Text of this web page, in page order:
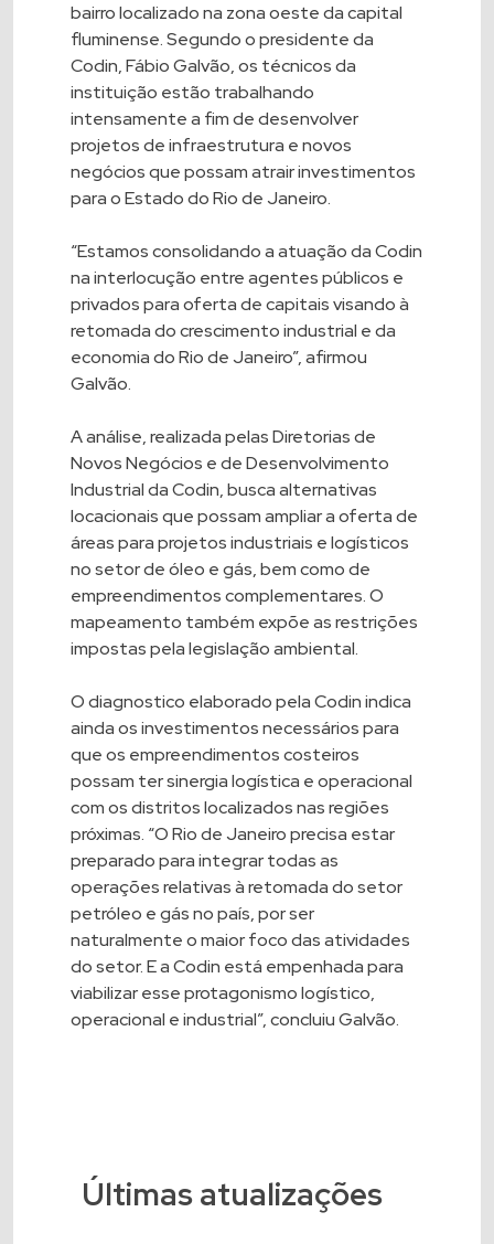
bairro localizado na zona oeste da capital
fluminense. Segundo o presidente da
Codin, Fábio Galvão, os técnicos da
instituição estão trabalhando
intensamente a fim de desenvolver
projetos de infraestrutura e novos
negócios que possam atrair investimentos
para o Estado do Rio de Janeiro.
“Estamos consolidando a atuação da Codin
na interlocução entre agentes públicos e
privados para oferta de capitais visando à
retomada do crescimento industrial e da
economia do Rio de Janeiro”, afirmou
Galvão.
A análise, realizada pelas Diretorias de
Novos Negócios e de Desenvolvimento
Industrial da Codin, busca alternativas
locacionais que possam ampliar a oferta de
áreas para projetos industriais e logísticos
no setor de óleo e gás, bem como de
empreendimentos complementares. O
mapeamento também expõe as restrições
impostas pela legislação ambiental.
O diagnostico elaborado pela Codin indica
ainda os investimentos necessários para
que os empreendimentos costeiros
possam ter sinergia logística e operacional
com os distritos localizados nas regiões
próximas. “O Rio de Janeiro precisa estar
preparado para integrar todas as
operações relativas à retomada do setor
petróleo e gás no país, por ser
naturalmente o maior foco das atividades
do setor. E a Codin está empenhada para
viabilizar esse protagonismo logístico,
operacional e industrial”, concluiu Galvão.
Últimas atualizações